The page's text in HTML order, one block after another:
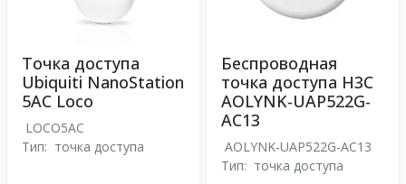
Точка доступа
Ubiquiti NanoStation
5AC Loco
LOCO5AC
Тип: точка доступа
Беспроводная
точка доступа H3C
AOLYNK-UAP522G-
AC13
AOLYNK-UAP522G-AC13
Тип: точка доступа